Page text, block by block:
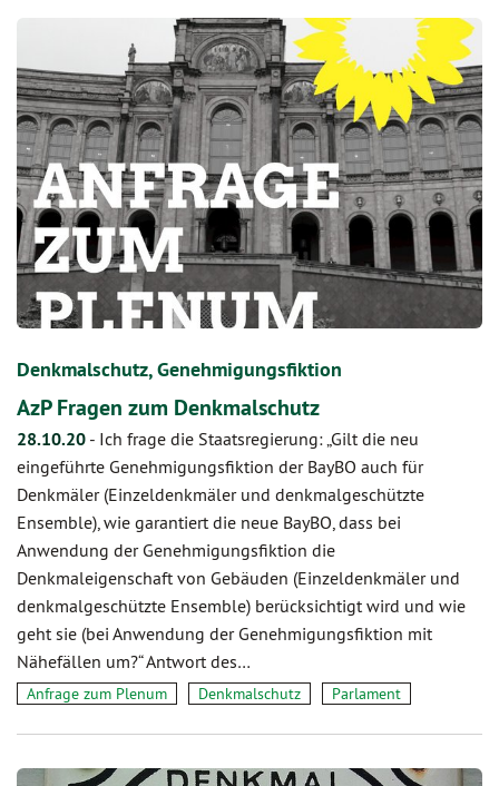
Denkmalschutz, Genehmigungsfiktion
AzP Fragen zum Denkmalschutz
28.10.20 - Ich frage die Staatsregierung: „Gilt die neu
eingeführte Genehmigungsfiktion der BayBO auch für
Denkmäler (Einzeldenkmäler und denkmalgeschützte
Ensemble), wie garantiert die neue BayBO, dass bei
Anwendung der Genehmigungsfiktion die
Denkmaleigenschaft von Gebäuden (Einzeldenkmäler und
denkmalgeschützte Ensemble) berücksichtigt wird und wie
geht sie (bei Anwendung der Genehmigungsfiktion mit
Nähefällen um?“ Antwort des…
Anfrage zum Plenum Denkmalschutz Parlament